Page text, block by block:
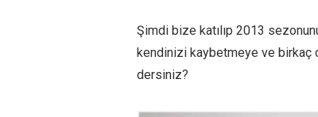
Şimdi bize katılıp 2013
kendinizi kaybetmeye ve birkaç
dersiniz?